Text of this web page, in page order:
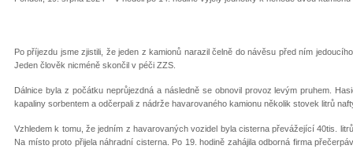
Po příjezdu jsme zjistili, že jeden z kamionů narazil čelně do návěsu před ním
Jeden člověk nicméně skončil v péči ZZS.
Dálnice byla z počátku neprůjezdná a následně se obnovil provoz levým pruhem.
kapaliny sorbentem a odčerpali z nádrže havarovaného kamionu několik stovek litrů
Vzhledem k tomu, že jedním z havarovaných vozidel byla cisterna převážející 40tis.
Na místo proto přijela náhradní cisterna. Po 19. hodině zahájila odborná firma